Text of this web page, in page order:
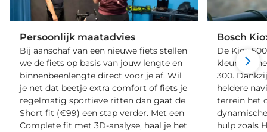
Persoonlijk maatadvies
Bij aanschaf van een nieuwe fiets stellen
we de fiets op basis van jouw lengte en
binnenbeenlengte direct voor je af. Wil
je net dat beetje extra comfort of fiets je
regelmatig sportieve ritten dan gaat de
Short fit (€99) een stap verder. Met een
Complete fit met 3D-analyse, haal je het
Bosch
De Kiox
300.
heldere
terrein het
hulp zoals